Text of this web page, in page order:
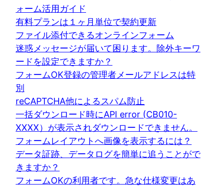
ォーム活用ガイド
有料プランは１ヶ月単位で契約更新
ファイル添付できるオンラインフォーム
迷惑メッセージが届いて困ります。除外キーワ
ードを設定できますか？
フォームOK登録の管理者メールアドレスは特
別
reCAPTCHA他によるスパム防止
一括ダウンロード時にAPI error (CB010-
XXXX）が表示されダウンロードできません。
フォームレイアウトへ画像を表示するには？
データ証跡、データログを簡単に追うことがで
きますか？
フォームOKの利用者です。急な仕様変更はあ